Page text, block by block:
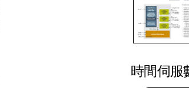
時間伺服